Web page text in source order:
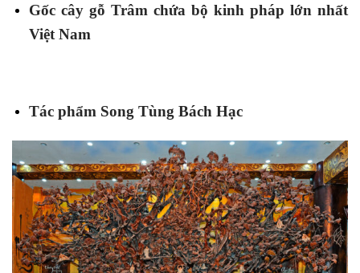
Gốc cây gỗ Trâm chứa bộ kinh pháp lớn nhất
Việt Nam
Tác phẩm Song Tùng Bách Hạc